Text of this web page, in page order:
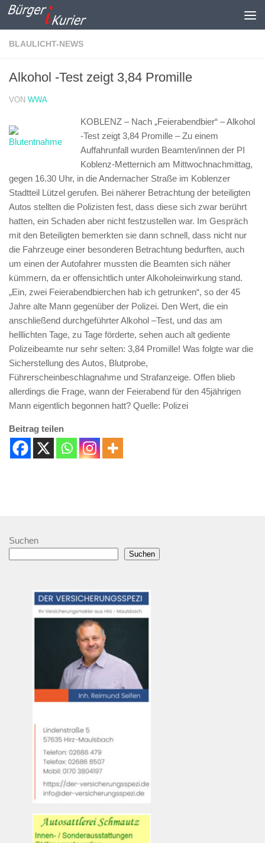
Zum Inhalt springen
BLAULICHT-NEWS
Alkohol -Test zeigt 3,84 Promille
VON WWA
KOBLENZ – Nach „Feierabendbier“ – Alkohol
-Test zeigt 3,84 Promille –Zu einem
Auffahrunfall wurden Beamten/innen der PI
Koblenz-Metternich am Mittwochnachmittag,
gegen 16.30 Uhr, in die Andernacher Straße im Koblenzer
Stadtteil Lützel gerufen. Bei näherer Betrachtung der beteiligten
Autos stellten die Polizisten fest, dass diese sich zwar berührt
hatten, ein Schaden aber nicht festzustellen war. Im Gespräch
mit den Beteiligten bemerkten sie dann schnell, dass nicht nur
die Fahrzeuge einer besonderen Betrachtung bedurften, auch
um einen der Autofahrer mussten die Beamten sich näher
kümmern, da er offensichtlich unter Alkoholeinwirkung stand.
„Ein, zwei Feierabendbierchen hab ich getrunken“, so der 45
Jahre alte Mann gegenüber der Polizei. Den Wert, die ein
anschließend durchgeführter Alkohol –Test, und das am
helllichten Tage, zu Tage förderte, sehen auch alt gediente
Polizeibeamte nur sehr selten: 3,84 Promille! Was folgte war die
Sicherstellung des Autos, Blutprobe,
Führerscheinbeschlagnahme und Strafanzeige. Offen blieb
allerdings die Frage, wann der Feierabend für den 45jährigen
Mann eigentlich begonnen hatt? Quelle: Polizei
Beitrag teilen
Suchen
Suchen